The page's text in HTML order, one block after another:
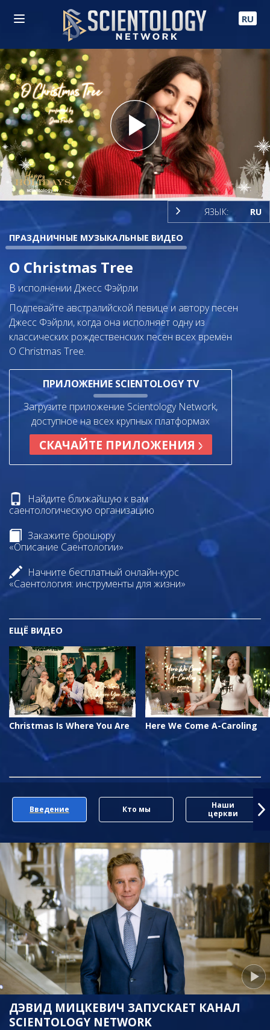
RU
Play
Video
ЯЗЫК: RU
ПРАЗДНИЧНЫЕ МУЗЫКАЛЬНЫЕ ВИДЕО
O Christmas Tree
В исполнении Джесс Фэйрли
Подпевайте австралийской певице и автору песен
Джесс Фэйрли, когда она исполняет одну из
классических рождественских песен всех времён
O Christmas Tree.
ПРИЛОЖЕНИЕ SCIENTOLOGY TV
Загрузите приложение Scientology Network,
доступное на всех крупных платформах
СКАЧАЙТЕ ПРИЛОЖЕНИЯ
Найдите ближайшую к вам
саентологическую организацию
Закажите брошюру
«Описание Саентологии»
Начните бесплатный онлайн-курс
«Саентология: инструменты для жизни»
ЕЩЁ ВИДЕО
Christmas Is Where You Are Here We Come A-Caroling
Введение Кто мы
Наши
церкви
ДЭВИД МИЦКЕВИЧ ЗАПУСКАЕТ КАНАЛ
SCIENTOLOGY NETWORK